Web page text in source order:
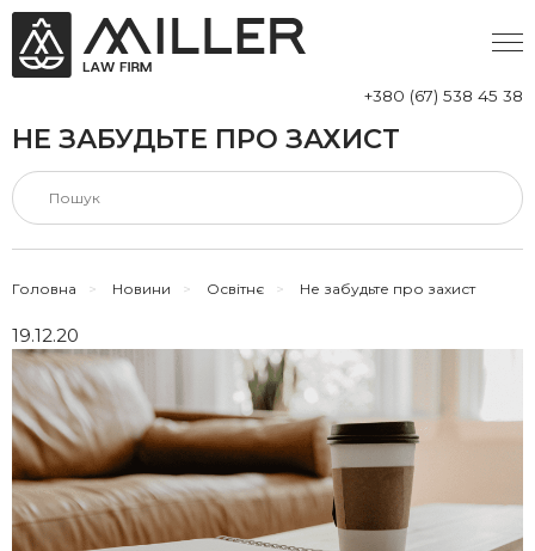
+380 (67) 538 45 38
НЕ ЗАБУДЬТЕ ПРО ЗАХИСТ
Головна > Новини > Освітнє > Не забудьте про захист
19.12.20